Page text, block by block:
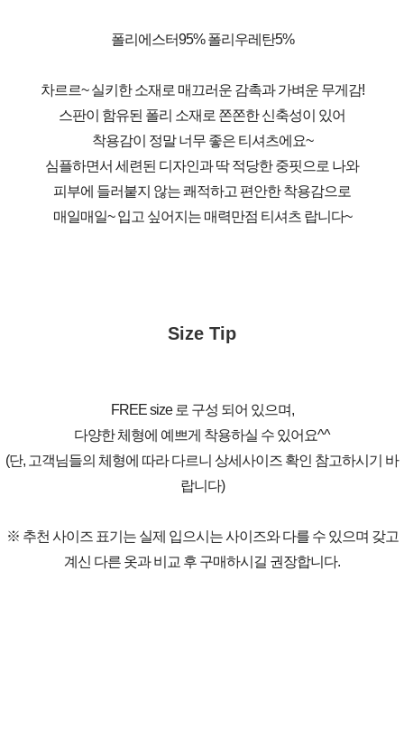
폴리에스터95% 폴리우레탄5%
차르르~ 실키한 소재로 매끄러운 감촉과 가벼운 무게감!
스판이 함유된 폴리 소재로 쫀쫀한 신축성이 있어
착용감이 정말 너무 좋은 티셔츠에요~
심플하면서 세련된 디자인과 딱 적당한 중핏으로 나와
피부에 들러붙지 않는 쾌적하고 편안한 착용감으로
매일매일~ 입고 싶어지는 매력만점 티셔츠 랍니다~
Size Tip
FREE size 로 구성 되어 있으며,
다양한 체형에 예쁘게 착용하실 수 있어요^^
(단, 고객님들의 체형에 따라 다르니 상세사이즈 확인 참고하시기 바
랍니다)
※ 추천 사이즈 표기는 실제 입으시는 사이즈와 다를 수 있으며 갖고
계신 다른 옷과 비교 후 구매하시길 권장합니다.